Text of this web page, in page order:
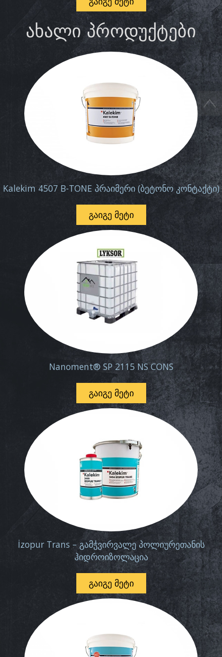
ᲐᲮᲐᲚᲘ ᲞᲠᲝᲓᲣᲥᲢᲔᲑᲘ
Kalekim 4507 B-TONE პრაიმერი (ბეტონო კონტაქტი)
ᲒᲐᲘᲒᲔ ᲛᲔᲢᲘ
Nanoment® SP 2115 NS CONS
ᲒᲐᲘᲒᲔ ᲛᲔᲢᲘ
İzopur Trans – გამჭვირვალე პოლიურეთანის
ჰიდროიზოლაცია
ᲒᲐᲘᲒᲔ ᲛᲔᲢᲘ